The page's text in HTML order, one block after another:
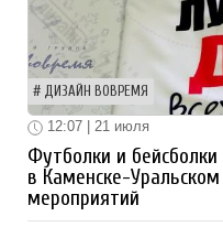
ДИЗАЙН ВОВРЕМЯ
12:07 | 21 июля
Футболки и
в Каменске-
мероприятий